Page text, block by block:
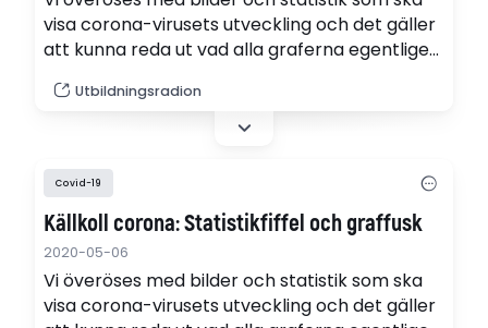
visa corona-virusets utveckling och det gäller
att kunna reda ut vad alla graferna egentligen
Utbildningsradion
Covid-19
Källkoll corona: Statistikfiffel och graffusk
2020-05-06
Vi överöses med bilder och statistik som ska
visa corona-virusets utveckling och det gäller